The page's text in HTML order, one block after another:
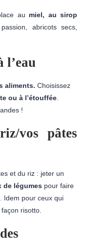
au miel, au sirop
abricots secs,
l’eau
aliments. Choisissez
ou à l’étouffée
!
vos pâtes
et du riz : jeter un
de légumes pour faire
. Idem pour ceux qui
risotto.